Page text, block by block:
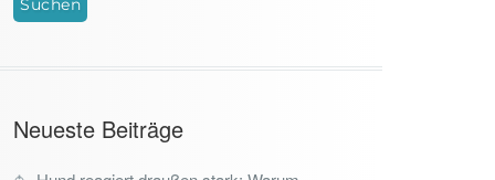
Neueste Beiträge